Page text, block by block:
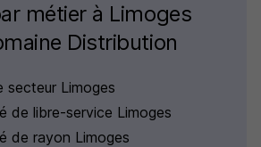
métier à Limoges
Distribution
secteur Limoges
de libre-service Limoges
de rayon Limoges